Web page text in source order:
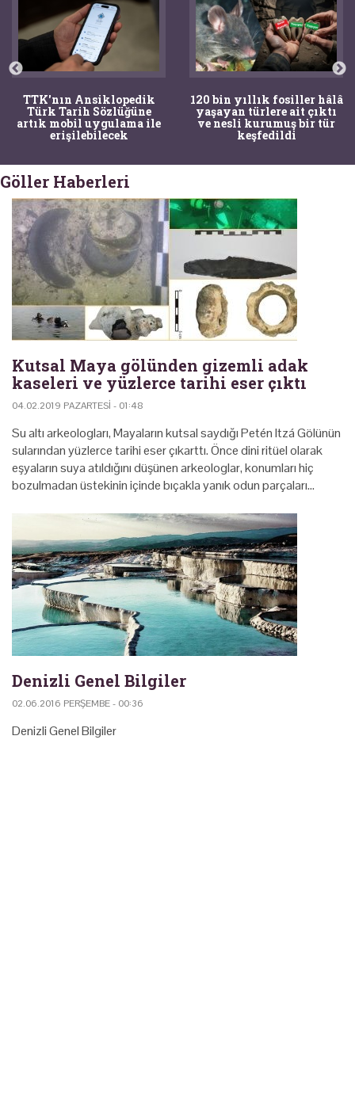
TTK'nın Ansiklopedik
Türk Tarih Sözlüğüne
artık mobil uygulama ile
erişilebilecek
120 bin yıllık fosiller hâlâ
yaşayan türlere ait çıktı
ve nesli kurumuş bir tür
keşfedildi
Göller Haberleri
Kutsal Maya gölünden gizemli adak
kaseleri ve yüzlerce tarihi eser çıktı
04.02.2019 PAZARTESI - 01:48
Su altı arkeologları, Mayaların kutsal saydığı Petén Itzá Gölünün
sularından yüzlerce tarihi eser çıkarttı. Önce dini ritüel olarak
eşyaların suya atıldığını düşünen arkeologlar, konumları hiç
bozulmadan üstekinin içinde bıçakla yanık odun parçaları…
Denizli Genel Bilgiler
02.06.2016 PERŞEMBE - 00:36
Denizli Genel Bilgiler